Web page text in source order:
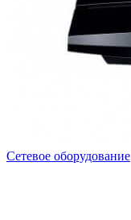
Сетевое оборудование